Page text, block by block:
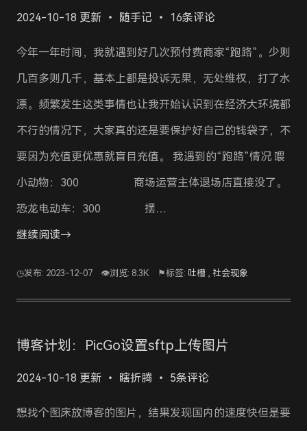
2024-10-18 更新 随手记 16条评论
今年一年时间，我就遇到好几次预付费商家“跑路”。少则
几百多则几千，基本上都是投诉无果，无处维权，打了水
漂。频繁发生这类事情也让我开始认识到在经济大环境都
不行的情况下，大家真的还是要保护好自己的钱袋子，不
要因为充值更优惠就盲目充值。 我遇到的“跑路”情况 喂
小动物：300 商场运营主体退场店直接没了。
恐龙电动车：300 摆…
继续阅读→
◷发布: 2023-12-07 👁浏览: 8.3K ⚑标签: 吐槽 , 社会现象
博客计划：PicGo设置sftp上传图片
2024-10-18 更新 瞎折腾 5条评论
想找个图床放博客的图片，结果发现国内的速度快但是要